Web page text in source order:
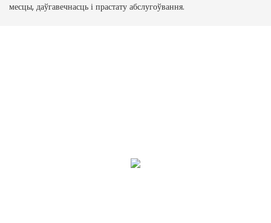
месцы, даўгавечнасць і прастату абслугоўвання.